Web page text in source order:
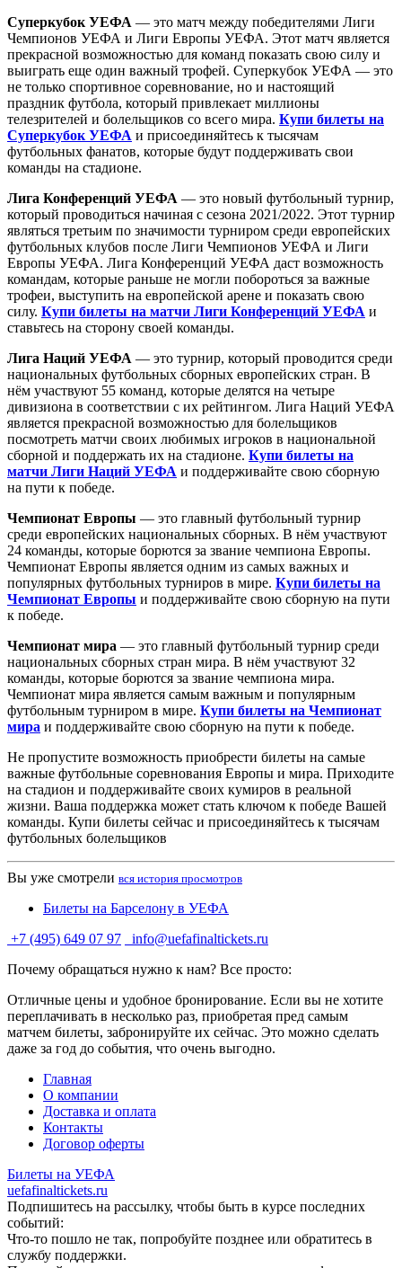
Суперкубок УЕФА — это матч между победителями Лиги
Чемпионов УЕФА и Лиги Европы УЕФА. Этот матч является
прекрасной возможностью для команд показать свою силу и
выиграть еще один важный трофей. Суперкубок УЕФА — это
не только спортивное соревнование, но и настоящий
праздник футбола, который привлекает миллионы
телезрителей и болельщиков со всего мира. Купи билеты на
Суперкубок УЕФА и присоединяйтесь к тысячам
футбольных фанатов, которые будут поддерживать свои
команды на стадионе.
Лига Конференций УЕФА — это новый футбольный турнир,
который проводиться начиная с сезона 2021/2022. Этот турнир
являться третьим по значимости турниром среди европейских
футбольных клубов после Лиги Чемпионов УЕФА и Лиги
Европы УЕФА. Лига Конференций УЕФА даст возможность
командам, которые раньше не могли побороться за важные
трофеи, выступить на европейской арене и показать свою
силу. Купи билеты на матчи Лиги Конференций УЕФА и
ставьтесь на сторону своей команды.
Лига Наций УЕФА — это турнир, который проводится среди
национальных футбольных сборных европейских стран. В
нём участвуют 55 команд, которые делятся на четыре
дивизиона в соответствии с их рейтингом. Лига Наций УЕФА
является прекрасной возможностью для болельщиков
посмотреть матчи своих любимых игроков в национальной
сборной и поддержать их на стадионе. Купи билеты на
матчи Лиги Наций УЕФА и поддерживайте свою сборную
на пути к победе.
Чемпионат Европы — это главный футбольный турнир
среди европейских национальных сборных. В нём участвуют
24 команды, которые борются за звание чемпиона Европы.
Чемпионат Европы является одним из самых важных и
популярных футбольных турниров в мире. Купи билеты на
Чемпионат Европы и поддерживайте свою сборную на пути
к победе.
Чемпионат мира — это главный футбольный турнир среди
национальных сборных стран мира. В нём участвуют 32
команды, которые борются за звание чемпиона мира.
Чемпионат мира является самым важным и популярным
футбольным турниром в мире. Купи билеты на Чемпионат
мира и поддерживайте свою сборную на пути к победе.
Не пропустите возможность приобрести билеты на самые
важные футбольные соревнования Европы и мира. Приходите
на стадион и поддерживайте своих кумиров в реальной
жизни. Ваша поддержка может стать ключом к победе Вашей
команды. Купи билеты сейчас и присоединяйтесь к тысячам
футбольных болельщиков
Вы уже смотрели вся история просмотров
Билеты на Барселону в УЕФА
+7 (495) 649 07 97
info@uefafinaltickets.ru
Почему обращаться нужно к нам? Все просто:
Отличные цены и удобное бронирование. Если вы не хотите
переплачивать в несколько раз, приобретая пред самым
матчем билеты, забронируйте их сейчас. Это можно сделать
даже за год до события, что очень выгодно.
Главная
О компании
Доставка и оплата
Контакты
Договор оферты
Билеты на УЕФА
uefafinaltickets.ru
Подпишитесь на рассылку, чтобы быть в курсе последних
событий:
Что-то пошло не так, попробуйте позднее или обратитесь в
службу поддержки.